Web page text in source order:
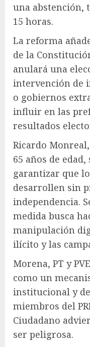
una abstención,
15 horas.
La reforma
de la
anulará una
intervención de
o gobiernos
influir en las
resultados
Ricardo
65 años de
garantizar que
desarrollen sin
independencia.
medida busca
manipulación
ilícito y las
Morena, PT y
como un
institucional y
miembros del
Ciudadano
ser peligrosa.